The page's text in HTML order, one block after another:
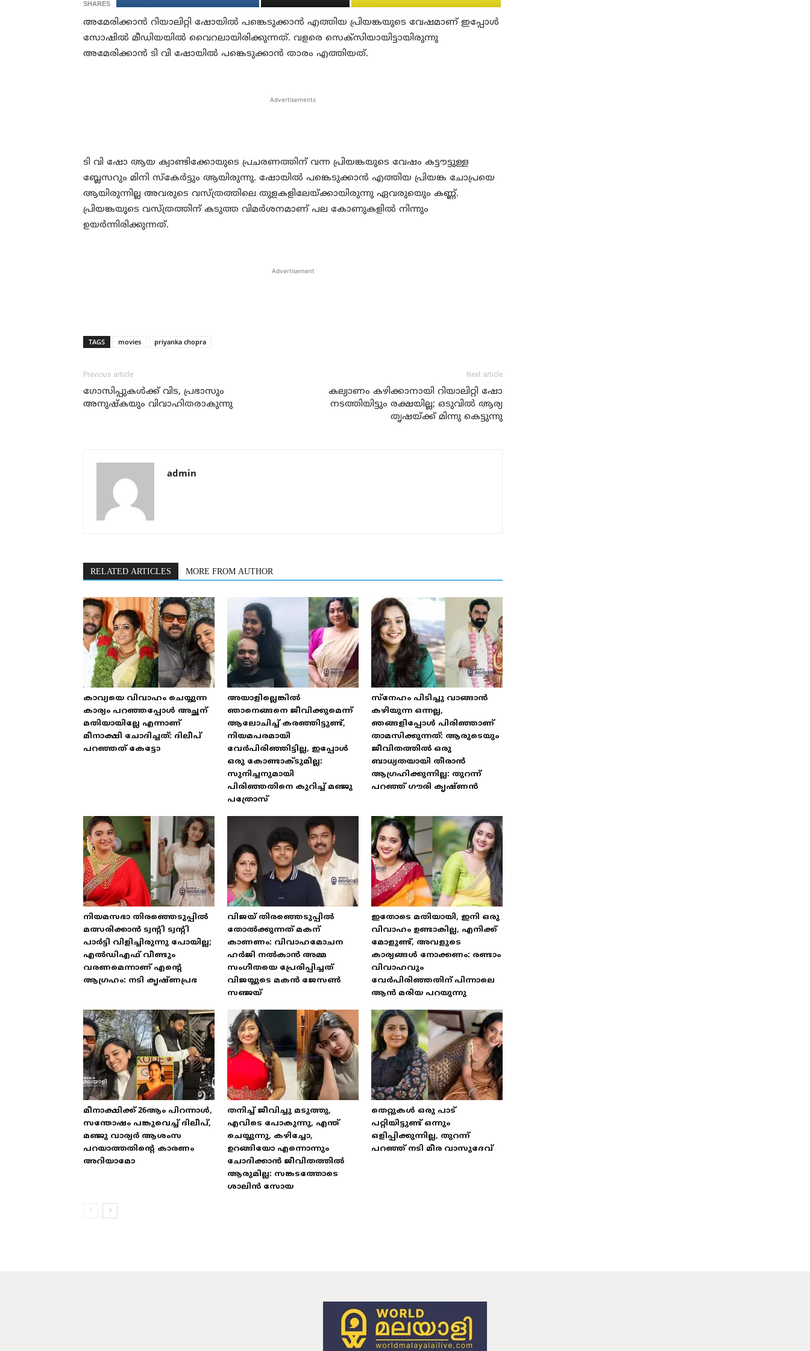
SHARES
അമേരിക്കാന്‍ റിയാലിറ്റി ഷോയില്‍ പങ്കെടുക്കാന്‍ എത്തിയ പ്രിയങ്കയുടെ വേഷമാണ് ഇപ്പോള്‍
സോഷില്‍ മീഡിയയില്‍ വൈറലായിരിക്കുന്നത്. വളരെ സെക്സിയായിട്ടായിരുന്നു
അമേരിക്കാന്‍ ടി വി ഷോയില്‍ പങ്കെടുക്കാന്‍ താരം എത്തിയത്.
Advertisements
ടി വി ഷോ ആയ ക്വാണ്ടിക്കോയുടെ പ്രചരണത്തിന് വന്ന പ്രിയങ്കയുടെ വേഷം കട്ടൗട്ടുള്ള
ബ്ലേസറും മിനി സ്‌കേര്‍ട്ടും ആയിരുന്നു. ഷോയില്‍ പങ്കെടുക്കാന്‍ എത്തിയ പ്രിയങ്ക ചോപ്രയെ
ആയിരുന്നില്ല അവരുടെ വസ്ത്രത്തിലെ തുളകളിലേയ്ക്കായിരുന്നു ഏവരുയെും കണ്ണ്.
പ്രിയങ്കയുടെ വസ്ത്രത്തിന് കടുത്ത വിമര്‍ശനമാണ് പല കോണുകളില്‍ നിന്നും
ഉയര്‍ന്നിരിക്കുന്നത്.
Advertisement
TAGS movies priyanka chopra
Previous article
ഗോസിപ്പുകള്‍ക്ക് വിട, പ്രഭാസും
അനുഷ്‌കയും വിവാഹിതരാകുന്നു
Next article
കല്യാണം കഴിക്കാനായി റിയാലിറ്റി ഷോ
നടത്തിയിട്ടും രക്ഷയില്ല; ഒടുവില്‍ ആര്യ
തൃഷയ്ക്ക് മിന്നു കെട്ടുന്നു
admin
RELATED ARTICLES MORE FROM AUTHOR
കാവ്യയെ വിവാഹം ചെയ്യുന്ന
കാര്യം പറഞ്ഞപ്പോൾ അച്ഛന്
മതിയായില്ലേ എന്നാണ്
മീനാക്ഷി ചോദിച്ചത്: ദിലീപ്
പറഞ്ഞത് കേട്ടോ
അയാളില്ലെങ്കിൽ
ഞാനെങ്ങനെ ജീവിക്കുമെന്ന്
ആലോചിച്ച് കരഞ്ഞിട്ടുണ്ട്,
നിയമപരമായി
വേർപിരിഞ്ഞിട്ടില്ല, ഇപ്പോൾ
ഒരു കോണ്ടാക്ടുമില്ല:
സുനിച്ചനുമായി
പിരിഞ്ഞതിനെ കുറിച്ച് മഞ്ജു
പത്രോസ്
സ്‌നേഹം പിടിച്ചു വാങ്ങാൻ
കഴിയുന്ന ഒന്നല്ല,
ഞങ്ങളിപ്പോൾ പിരിഞ്ഞാണ്
താമസിക്കുന്നത്: ആരുടെയും
ജീവിതത്തിൽ ഒരു
ബാധ്യതയായി തീരാൻ
ആഗ്രഹിക്കുന്നില്ല: തുറന്ന്
പറഞ്ഞ് ഗൗരി കൃഷ്ണൻ
നിയമസഭാ തിരഞ്ഞെടുപ്പിൽ
മത്സരിക്കാൻ ട്വന്റി ട്വന്റി
പാർട്ടി വിളിച്ചിരുന്നു പോയില്ല;
എൽഡിഎഫ് വീണ്ടും
വരണമെന്നാണ് എന്റെ
ആഗ്രഹം: നടി കൃഷ്ണപ്രഭ
വിജയ് തിരഞ്ഞെടുപ്പിൽ
തോൽക്കുന്നത് മകന്
കാണണം: വിവാഹമോചന
ഹർജി നൽകാൻ അമ്മ
സംഗീതയെ പ്രേരിപ്പിച്ചത്
വിജയ്യുടെ മകൻ ജേസൺ
സഞ്ജയ്
ഇതോടെ മതിയായി, ഇനി ഒരു
വിവാഹം ഉണ്ടാകില്ല, എനിക്ക്
മോളുണ്ട്, അവളുടെ
കാര്യങ്ങൾ നോക്കണം: രണ്ടാം
വിവാഹവും
വേർപിരിഞ്ഞതിന് പിന്നാലെ
ആൻ മരിയ പറയുന്നു
മീനാക്ഷിക്ക് 26ആം പിറന്നാൾ,
സന്തോഷം പങ്കുവെച്ച് ദിലീപ്,
മഞ്ജു വാര്യർ ആശംസ
പറയാത്തതിന്റെ കാരണം
അറിയാമോ
തനിച്ച് ജീവിച്ചു മടുത്തു,
എവിടെ പോകുന്നു, എന്ത്
ചെയ്യുന്നു, കഴിച്ചോ,
ഉറങ്ങിയോ എന്നൊന്നും
ചോദിക്കാൻ ജീവിതത്തിൽ
ആരുമില്ല: സങ്കടത്തോടെ
ശാലിൻ സോയ
തെറ്റുകൾ ഒരു പാട്
പറ്റിയിട്ടുണ്ട് ഒന്നും
ഒളിപ്പിക്കുന്നില്ല, തുറന്ന്
പറഞ്ഞ് നടി മീര വാസുദേവ്